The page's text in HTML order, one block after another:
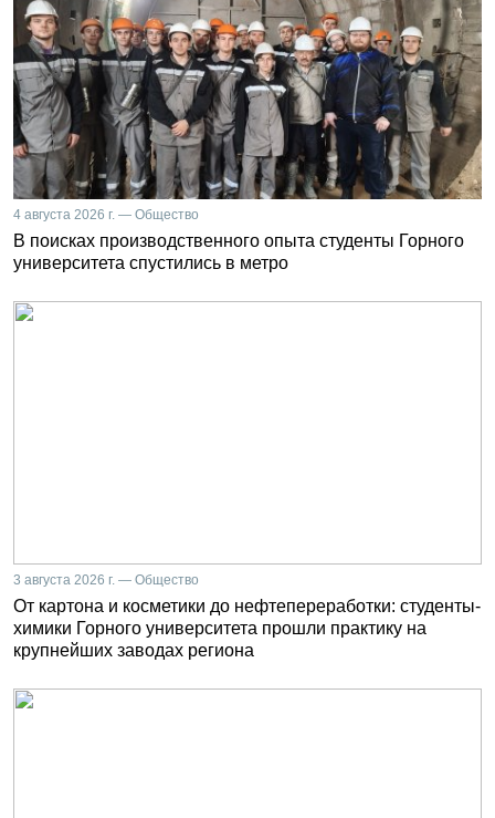
4 августа 2026 г. — Общество
В поисках производственного опыта студенты Горного
университета спустились в метро
3 августа 2026 г. — Общество
От картона и косметики до нефтепереработки: студенты-
химики Горного университета прошли практику на
крупнейших заводах региона